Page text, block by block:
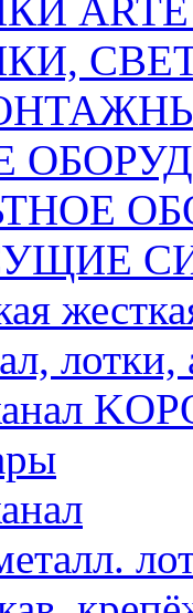
ARTE
лотки,